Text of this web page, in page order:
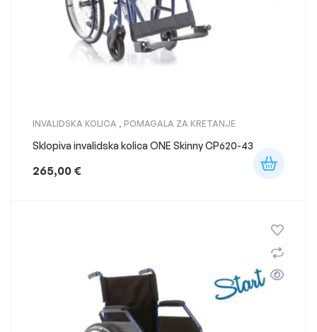
INVALIDSKA KOLICA , POMAGALA ZA KRETANJE
Sklopiva invalidska kolica ONE Skinny CP620-43
265,00 €